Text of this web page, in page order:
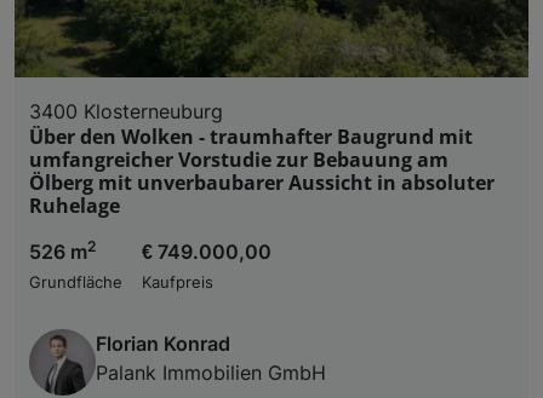
3400 Klosterneuburg
Über den Wolken - traumhafter Baugrund mit
umfangreicher Vorstudie zur Bebauung am
Ölberg mit unverbaubarer Aussicht in absoluter
Ruhelage
526 m2
Grundfläche
€ 749.000,00
Kaufpreis
Florian Konrad
Palank Immobilien GmbH